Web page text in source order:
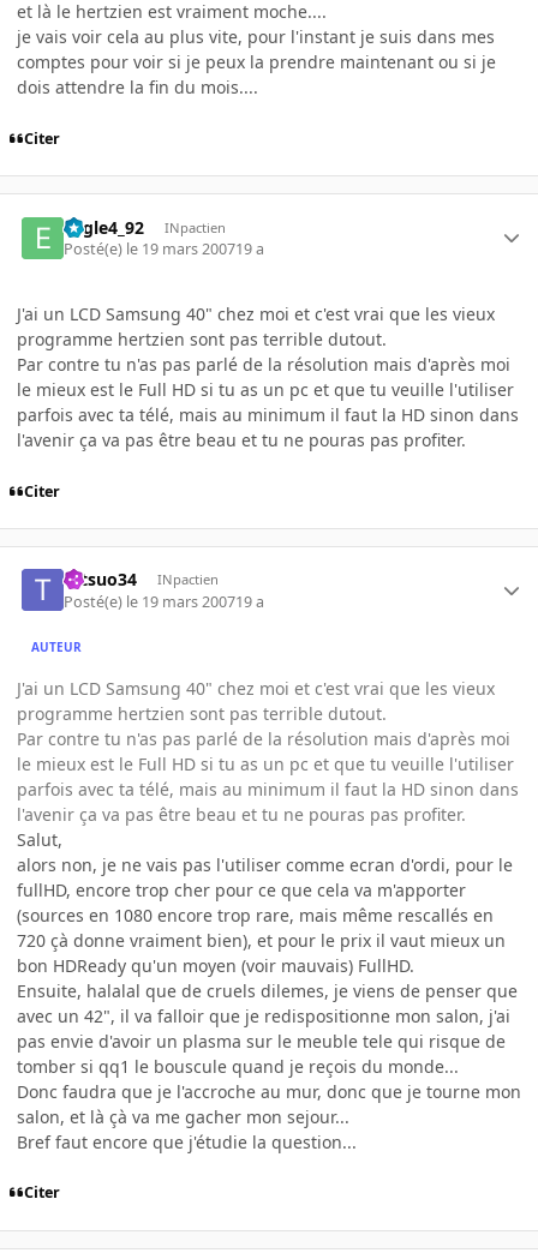
et là le hertzien est vraiment moche....
je vais voir cela au plus vite, pour l'instant je suis dans mes
comptes pour voir si je peux la prendre maintenant ou si je
dois attendre la fin du mois....
Citer
Eagle4_92 INpactien
Posté(e) le 19 mars 200719 a
J'ai un LCD Samsung 40" chez moi et c'est vrai que les vieux
programme hertzien sont pas terrible dutout.
Par contre tu n'as pas parlé de la résolution mais d'après moi
le mieux est le Full HD si tu as un pc et que tu veuille l'utiliser
parfois avec ta télé, mais au minimum il faut la HD sinon dans
l'avenir ça va pas être beau et tu ne pouras pas profiter.
Citer
tetsuo34 INpactien
Posté(e) le 19 mars 200719 a
AUTEUR
J'ai un LCD Samsung 40" chez moi et c'est vrai que les vieux
programme hertzien sont pas terrible dutout.
Par contre tu n'as pas parlé de la résolution mais d'après moi
le mieux est le Full HD si tu as un pc et que tu veuille l'utiliser
parfois avec ta télé, mais au minimum il faut la HD sinon dans
l'avenir ça va pas être beau et tu ne pouras pas profiter.
Salut,
alors non, je ne vais pas l'utiliser comme ecran d'ordi, pour le
fullHD, encore trop cher pour ce que cela va m'apporter
(sources en 1080 encore trop rare, mais même rescallés en
720 çà donne vraiment bien), et pour le prix il vaut mieux un
bon HDReady qu'un moyen (voir mauvais) FullHD.
Ensuite, halalal que de cruels dilemes, je viens de penser que
avec un 42", il va falloir que je redispositionne mon salon, j'ai
pas envie d'avoir un plasma sur le meuble tele qui risque de
tomber si qq1 le bouscule quand je reçois du monde...
Donc faudra que je l'accroche au mur, donc que je tourne mon
salon, et là çà va me gacher mon sejour...
Bref faut encore que j'étudie la question...
Citer